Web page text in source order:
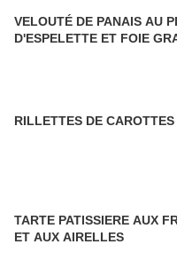
VELOUTÉ DE PANAIS AU
D'ESPELETTE ET FOIE
RILLETTES DE
TARTE PATISSIERE AUX
ET AUX AIRELLES